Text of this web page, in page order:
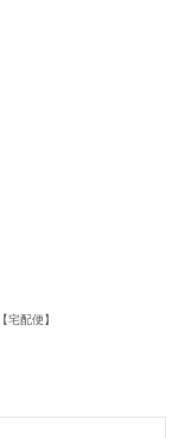
宅配便】